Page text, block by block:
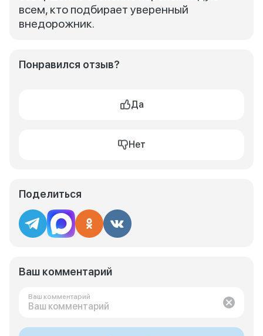
всем, кто подбирает уверенный
внедорожник.
Понравился отзыв?
Да
Нет
Поделиться
Ваш комментарий
Ваш комментарий